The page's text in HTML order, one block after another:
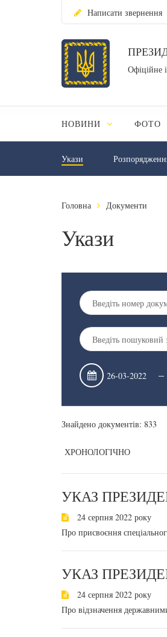
Написати звернення
Офіційне
НОВИНИ ФОТО
Укази
Головна Документи
Укази
–
Знайдено документів: 833
ХРОНОЛОГІЧНО
УКАЗ
24 серпня 2022 року
Про присвоєння
УКАЗ
24 серпня 2022 року
Про відзначення